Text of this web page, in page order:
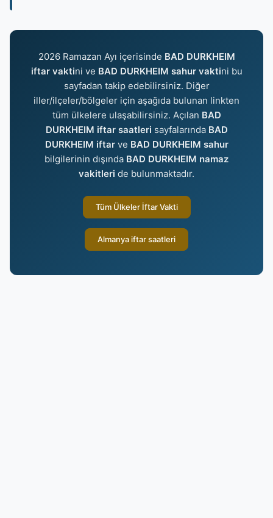
2026 Ramazan Ayı içerisinde BAD DURKHEIM
iftar vaktini ve BAD DURKHEIM sahur vaktini bu
sayfadan takip edebilirsiniz. Diğer
iller/ilçeler/bölgeler için aşağıda bulunan linkten
tüm ülkelere ulaşabilirsiniz. Açılan BAD
DURKHEIM iftar saatleri sayfalarında BAD
DURKHEIM iftarve BAD DURKHEIM sahur
bilgilerinin dışında BAD DURKHEIM namaz
vakitleri de bulunmaktadır.
Tüm Ülkeler İftar Vakti
Almanya iftar saatleri